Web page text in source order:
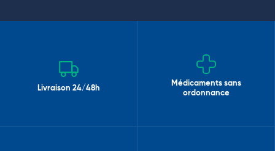
Livraison 24/48h
Médicaments sans
ordonnance